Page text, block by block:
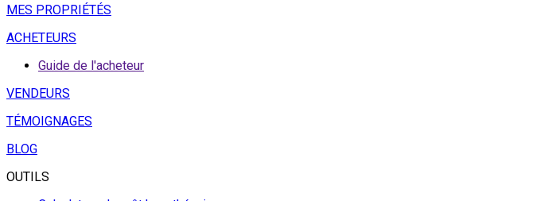
MES PROPRIÉTÉS
ACHETEURS
Guide de l'acheteur
VENDEURS
TÉMOIGNAGES
BLOG
OUTILS